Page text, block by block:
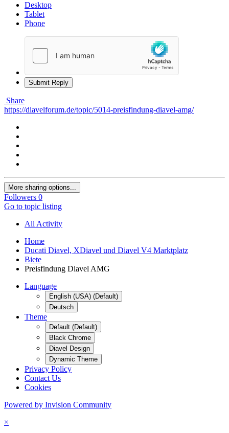
Desktop
Tablet
Phone
Submit Reply
Share
https://diavelforum.de/topic/5014-preisfindung-diavel-amg/
More sharing options...
Followers 0
Go to topic listing
All Activity
Home
Ducati Diavel, XDiavel und Diavel V4 Marktplatz
Biete
Preisfindung Diavel AMG
Language
English (USA) (Default)
Deutsch
Theme
Default (Default)
Black Chrome
Diavel Design
Dynamic Theme
Privacy Policy
Contact Us
Cookies
Powered by Invision Community
×